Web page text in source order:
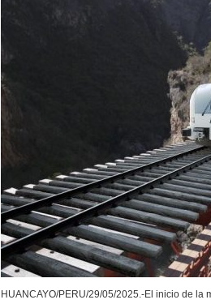
HUANCAYO/PERU/29/05/2025.-El inicio de la